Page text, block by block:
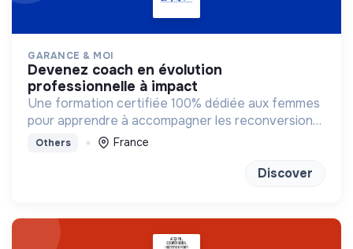
GARANCE & MOI
devenez coach en évolution
professionnelle à impact
Une formation certifiée 100% dédiée aux femmes
pour apprendre à accompagner les reconversions
vers des métiers qui ont du sens.
Others France
Discover